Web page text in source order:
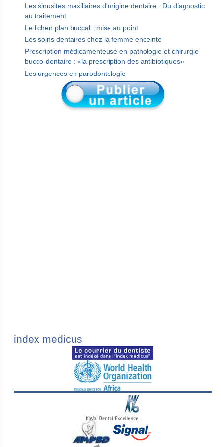
Les sinusites maxillaires d'origine dentaire : Du diagnostic
au traitement
Le lichen plan buccal : mise au point
Les soins dentaires chez la femme enceinte
Prescription médicamenteuse en pathologie et chirurgie
bucco-dentaire : «la prescription des antibiotiques»
Les urgences en parodontologie
index medicus